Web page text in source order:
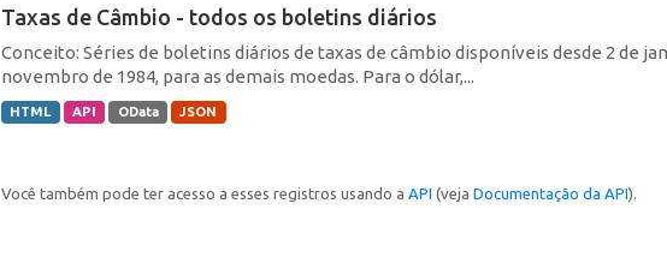
Taxas de Câmbio - todos os boletins diários
Conceito: Séries de boletins diários de taxas de câmbio disponíveis desde 2 de
novembro de 1984, para as demais moedas. Para o dólar,...
HTML API OData JSON
Você também pode ter acesso a esses registros usando a API (veja Documentação da API).